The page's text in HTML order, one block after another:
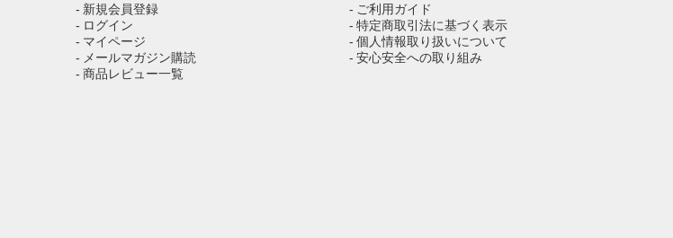
- 新規会員登録
- ログイン
- マイページ
- メールマガジン購読
- 商品レビュー一覧
- ご利用ガイド
- 特定商取引法に基づく表示
- 個人情報取り扱いについて
- 安心安全への取り組み